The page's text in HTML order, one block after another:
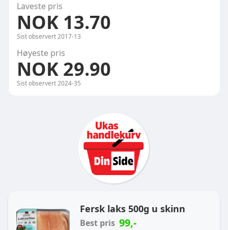
Laveste pris
NOK 13.70
Sist observert2017-13
Høyeste pris
NOK 29.90
Sist observert2024-35
Fersk laks 500g u skinn
Best pris 99,-